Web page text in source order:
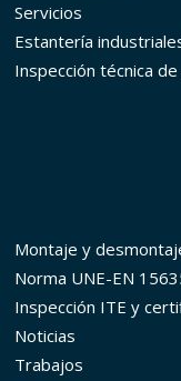
Servicios
Estantería
Inspección técnica
Montaje y
Norma UNE-EN
Inspección ITE y
Noticias
Trabajos